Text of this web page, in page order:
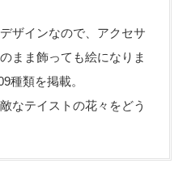
ザインなので、アクセサ
まま飾っても絵になりま
種類を掲載。
なテイストの花々をどう